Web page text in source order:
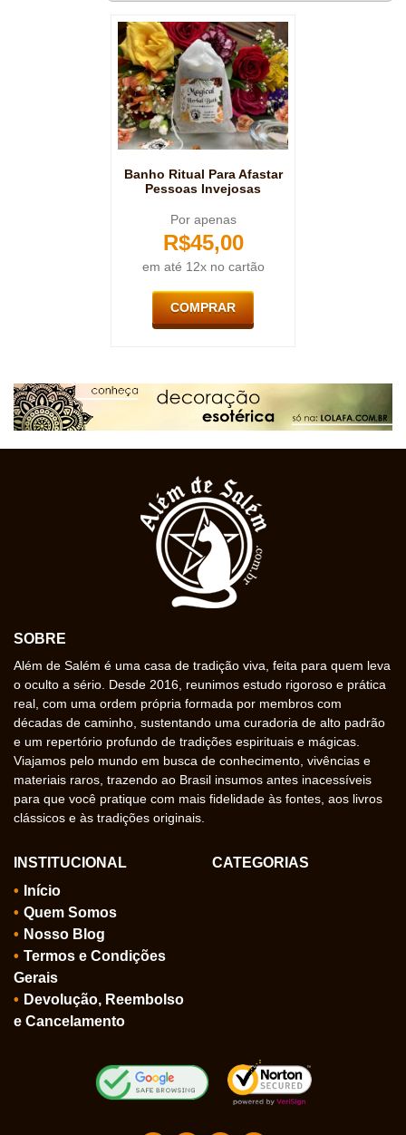
Banho Ritual Para Afastar
Pessoas Invejosas
Por apenas
R$45,00
em até 12x no cartão
COMPRAR
SOBRE
Além de Salém é uma casa de tradição viva, feita para quem leva
o oculto a sério. Desde 2016, reunimos estudo rigoroso e prática
real, com uma ordem própria formada por membros com
décadas de caminho, sustentando uma curadoria de alto padrão
e um repertório profundo de tradições espirituais e mágicas.
Viajamos pelo mundo em busca de conhecimento, vivências e
materiais raros, trazendo ao Brasil insumos antes inacessíveis
para que você pratique com mais fidelidade às fontes, aos livros
clássicos e às tradições originais.
INSTITUCIONAL
Início
Quem Somos
Nosso Blog
Termos e Condições
Gerais
Devolução, Reembolso
e Cancelamento
CATEGORIAS